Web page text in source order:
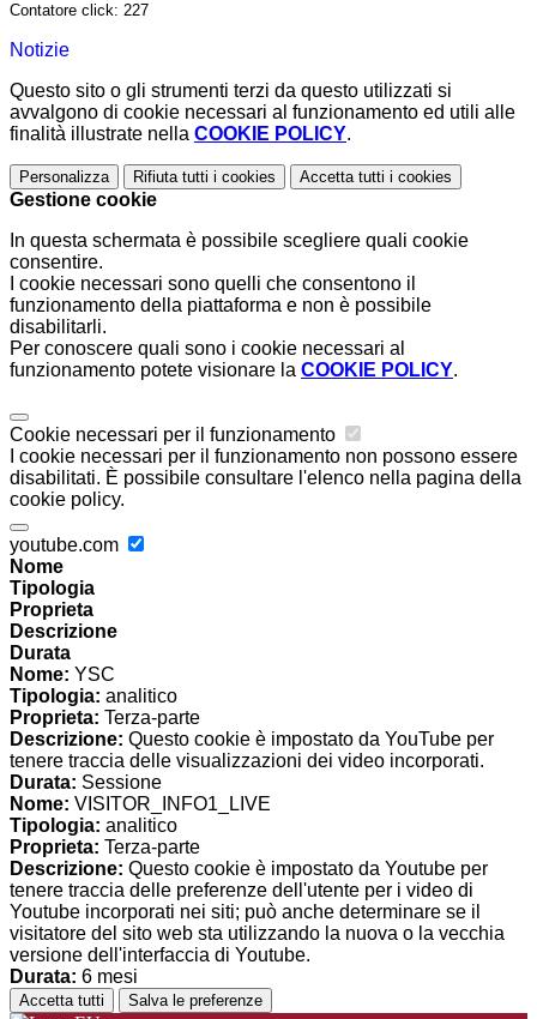
Contatore click: 227
Notizie
Questo sito o gli strumenti terzi da questo utilizzati si
avvalgono di cookie necessari al funzionamento ed utili alle
finalità illustrate nella COOKIE POLICY.
Personalizza Rifiuta tutti i cookies Accetta tutti i cookies
Gestione cookie
In questa schermata è possibile scegliere quali cookie
consentire.
I cookie necessari sono quelli che consentono il
funzionamento della piattaforma e non è possibile
disabilitarli.
Per conoscere quali sono i cookie necessari al
funzionamento potete visionare la COOKIE POLICY.
Cookie necessari per il funzionamento
I cookie necessari per il funzionamento non possono essere
disabilitati. È possibile consultare l'elenco nella pagina della
cookie policy.
youtube.com
Nome
Tipologia
Proprieta
Descrizione
Durata
Nome: YSC
Tipologia: analitico
Proprieta: Terza-parte
Descrizione: Questo cookie è impostato da YouTube per
tenere traccia delle visualizzazioni dei video incorporati.
Durata: Sessione
Nome: VISITOR_INFO1_LIVE
Tipologia: analitico
Proprieta: Terza-parte
Descrizione: Questo cookie è impostato da Youtube per
tenere traccia delle preferenze dell'utente per i video di
Youtube incorporati nei siti; può anche determinare se il
visitatore del sito web sta utilizzando la nuova o la vecchia
versione dell'interfaccia di Youtube.
Durata: 6 mesi
Accetta tutti Salva le preferenze